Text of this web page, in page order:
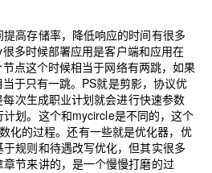
高存储率，降低响应的时间有很多
多时候部署应用是客户端和应用在
点这个时候相当于网络有两跳，如果
于只有一跳。PS就是剪影，协议优
次生成职业计划就会进行快速参数
划。这个和mycircle是不同的，这个
化的过程。还有一些就是优化器，优
规则和待遇改写优化，但其实很多
节来讲的，是一个慢慢打磨的过